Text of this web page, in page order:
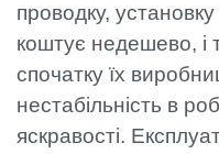
проводку, установку
коштує недешево, і
спочатку їх
нестабільність в
яскравості.